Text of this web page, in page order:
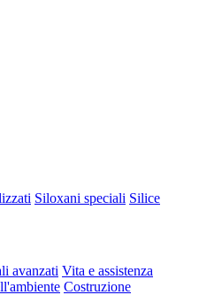
Siloxani speciali Silice
avanzati Vita e assistenza
Costruzione